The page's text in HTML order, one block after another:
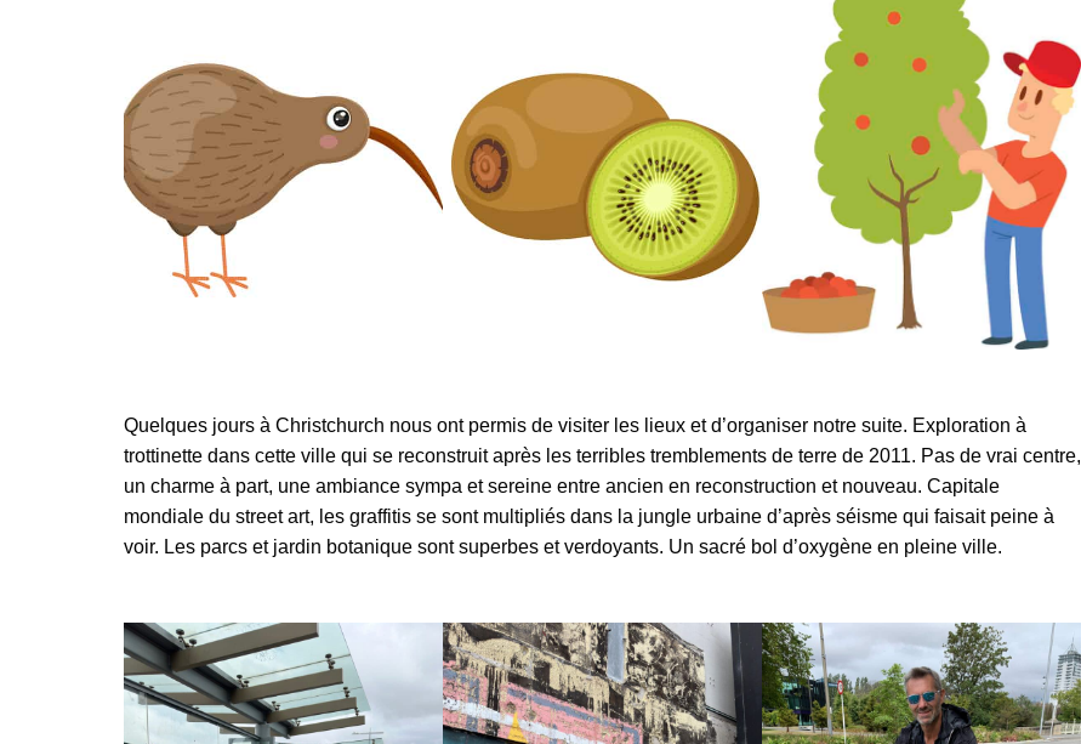
Quelques jours à Christchurch nous ont permis de visiter les lieux et d’organiser notre suite. Exploration à
trottinette dans cette ville qui se reconstruit après les terribles tremblements de terre de 2011. Pas de vrai centre,
un charme à part, une ambiance sympa et sereine entre ancien en reconstruction et nouveau. Capitale
mondiale du street art, les graffitis se sont multipliés dans la jungle urbaine d’après séisme qui faisait peine à
voir. Les parcs et jardin botanique sont superbes et verdoyants. Un sacré bol d’oxygène en pleine ville.